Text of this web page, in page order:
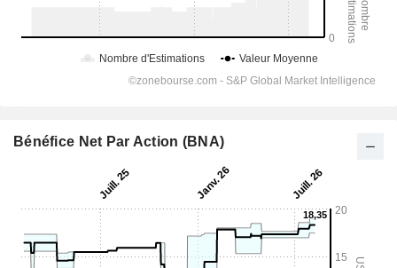
Bénéfice Net Par Action (BNA)